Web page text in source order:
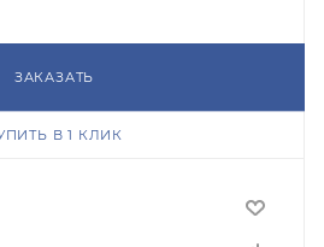
ЗАКАЗАТЬ
В 1 КЛИК